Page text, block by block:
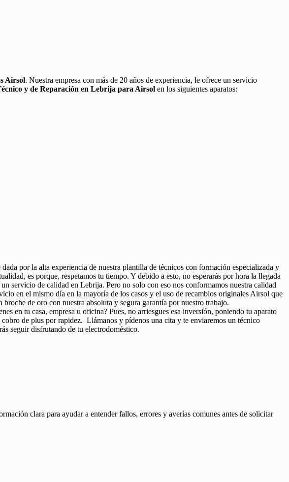
Airsol. Nuestra empresa con más de 20 años de experiencia, le ofrece un servicio
y de Reparación en Lebrija para Airsol en los siguientes aparatos:
por la alta experiencia de nuestra plantilla de técnicos con formación especializada y
es porque, respetamos tu tiempo. Y debido a esto, no esperarás por hora la llegada
servicio de calidad en Lebrija. Pero no solo con eso nos conformamos nuestra calidad
en el mismo día en la mayoría de los casos y el uso de recambios originales Airsol que
de oro con nuestra absoluta y segura garantía por nuestro trabajo.
en tu casa, empresa u oficina? Pues, no arriesgues esa inversión, poniendo tu aparato
de plus por rapidez. Llámanos y pídenos una cita y te enviaremos un técnico
seguir disfrutando de tu electrodoméstico.
clara para ayudar a entender fallos, errores y averías comunes antes de solicitar